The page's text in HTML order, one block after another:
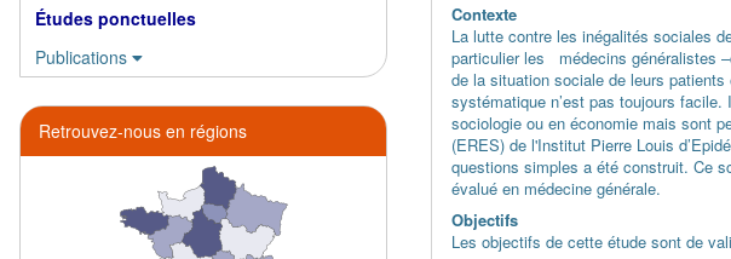
Études ponctuelles
Publications
Retrouvez-nous en régions
Contexte
La lutte contre les inégalités sociales
particulier les médecins généralistes
de la situation sociale de leurs
systématique n’est pas toujours
sociologie ou en économie mais sont
(ERES) de l'Institut Pierre Louis
questions simples a été construit. Ce
évalué en médecine générale.
Objectifs
Les objectifs de cette étude sont de